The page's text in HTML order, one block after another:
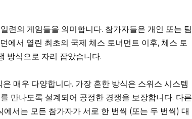
련의 게임들을 의미합니다. 참가자들은 개인 또는 팀
에서 열린 최초의 국제 체스 토너먼트 이후, 체스 토
방식으로 자리 잡았습니다.
매우 다양합니다. 가장 흔한 방식은 스위스 시스템
만나도록 설계되어 공정한 경쟁을 보장합니다. 다른
서는 모든 참가자가 서로 한 번씩 (또는 두 번씩) 대